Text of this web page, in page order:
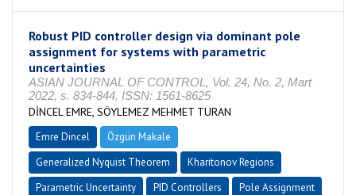
Robust PID controller design via dominant pole
assignment for systems with parametric
uncertainties
ASIAN JOURNAL OF CONTROL, Vol. 24, No. 2, Mart
2022, s. 834-844, ISSN: 1561-8625
DİNCEL EMRE, SÖYLEMEZ MEHMET TURAN
Emre Dincel
Özgün Makale
Generalized Nyquist Theorem
Kharitonov Regions
Parametric Uncertainty
PID Controllers Pole Assignment